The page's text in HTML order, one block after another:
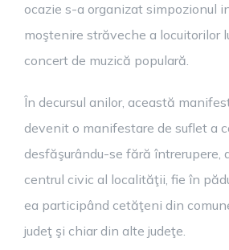
ocazie s-a organizat simpozionul
moştenire străveche a locuitorilor
concert de muzică populară.
În decursul anilor, această
devenit o manifestare de suflet a
desfăşurându-se fără întrerupere,
centrul civic al localităţii, fie în
ea participând cetăţeni din
judeţ şi chiar din alte judeţe.